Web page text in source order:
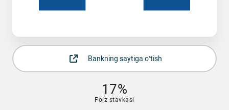
Bankning saytiga o‘tish
17%
Foiz stavkasi